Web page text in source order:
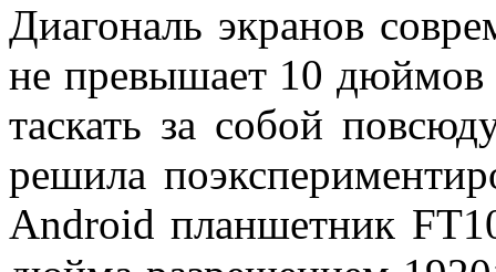
Диагональ экранов
не превышает 10 дюймов
таскать за собой
решила
Android планшетник